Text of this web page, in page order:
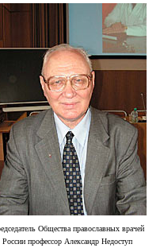
Общества православных врачей
России профессор Александр Недоступ